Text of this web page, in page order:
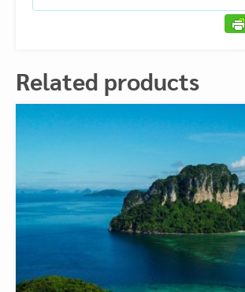
Related products